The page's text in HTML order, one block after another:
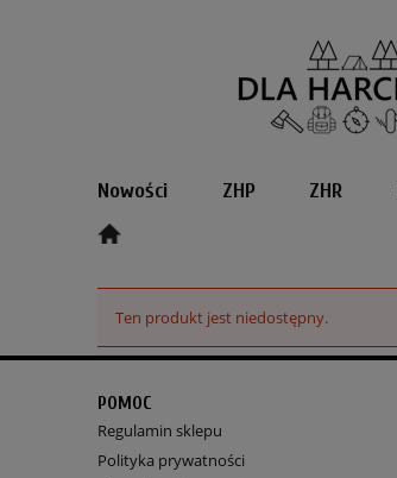
Nowości ZHP ZHR
Ten produkt jest niedostępny.
POMOC
Regulamin sklepu
Polityka prywatności